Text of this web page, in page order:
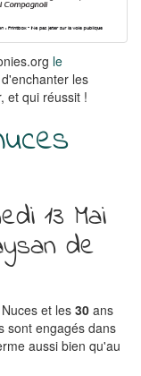
le
les
et qui réussit !
13 Mai
de
et les 30 ans
sont engagés dans
aussi bien qu'au